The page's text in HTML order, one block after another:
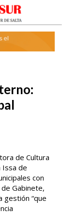
de Cultura
Issa de
con
Gabinete,
gestión “que